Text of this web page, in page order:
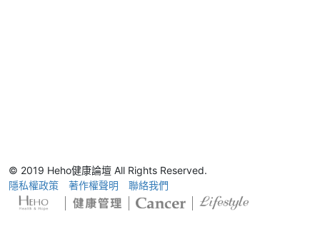
© 2019 Heho健康論壇 All Rights Reserved.
隱私權政策
著作權聲明 聯絡我們